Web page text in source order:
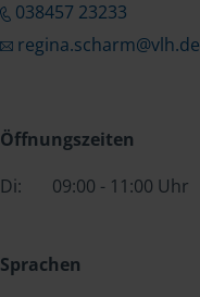
038457 23233
regina.scharm@vlh.de
Öffnungszeiten
Di:
09:00 - 11:00 Uhr
Sprachen